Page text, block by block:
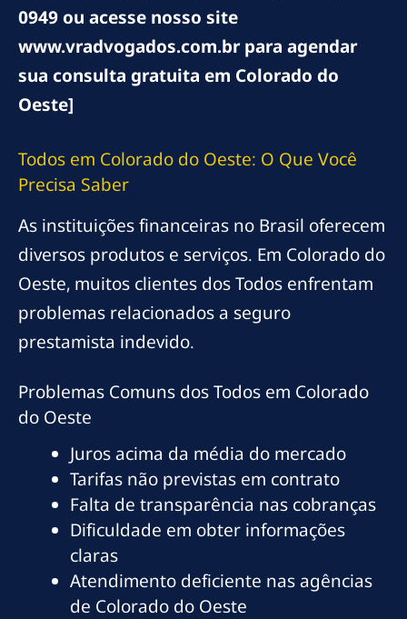
0949 ou acesse nosso site
www.vradvogados.com.br para agendar
sua consulta gratuita em Colorado do
Oeste]
Todos em Colorado do Oeste: O Que Você
Precisa Saber
As instituições financeiras no Brasil oferecem
diversos produtos e serviços. Em Colorado do
Oeste, muitos clientes dos Todos enfrentam
problemas relacionados a seguro
prestamista indevido.
Problemas Comuns dos Todos em Colorado
do Oeste
Juros acima da média do mercado
Tarifas não previstas em contrato
Falta de transparência nas cobranças
Dificuldade em obter informações
claras
Atendimento deficiente nas agências
de Colorado do Oeste